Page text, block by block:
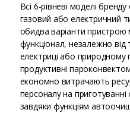
Всі 6-рівневі моделі
газовий або електричний
обидва варіанти пристрою
функціонал, незалежно
електриці або природному
продуктивні
економно витрачають
персоналу на
завдяки функціям